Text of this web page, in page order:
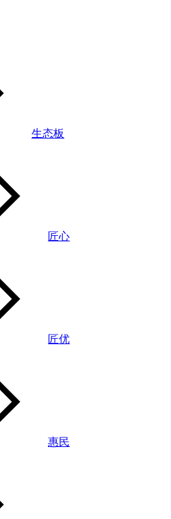
生态板
匠心
匠优
惠民